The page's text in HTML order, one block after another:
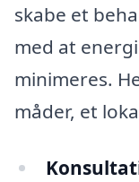
skabe et
med at
minimeres.
måder, et